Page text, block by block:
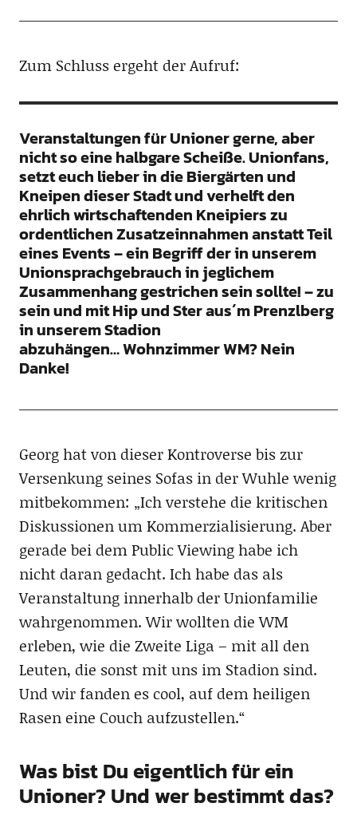
Zum Schluss ergeht der Aufruf:
Veranstaltungen für Unioner gerne, aber
nicht so eine halbgare Scheiße. Unionfans,
setzt euch lieber in die Biergärten und
Kneipen dieser Stadt und verhelft den
ehrlich wirtschaftenden Kneipiers zu
ordentlichen Zusatzeinnahmen anstatt Teil
eines Events – ein Begriff der in unserem
Unionsprachgebrauch in jeglichem
Zusammenhang gestrichen sein sollte! – zu
sein und mit Hip und Ster aus´m Prenzlberg
in unserem Stadion
abzuhängen… Wohnzimmer WM? Nein
Danke!
Georg hat von dieser Kontroverse bis zur
Versenkung seines Sofas in der Wuhle wenig
mitbekommen: „Ich verstehe die kritischen
Diskussionen um Kommerzialisierung. Aber
gerade bei dem Public Viewing habe ich
nicht daran gedacht. Ich habe das als
Veranstaltung innerhalb der Unionfamilie
wahrgenommen. Wir wollten die WM
erleben, wie die Zweite Liga – mit all den
Leuten, die sonst mit uns im Stadion sind.
Und wir fanden es cool, auf dem heiligen
Rasen eine Couch aufzustellen.“
Was bist Du eigentlich für ein
Unioner? Und wer bestimmt das?